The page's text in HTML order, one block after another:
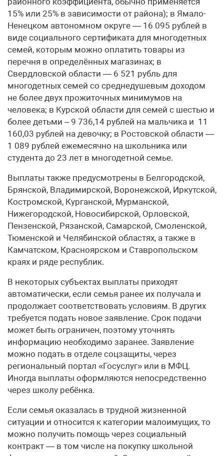
15% или 25% в зависимости от района); в Ямало-
Ненецком автономном округе — 16 095 рублей в
виде социального сертификата для многодетных
семей, которым можно оплатить товары из
перечня в определённых магазинах; в
Свердловской области — 6 521 рубль для
многодетных семей со среднедушевым доходом
не более двух прожиточных минимумов на
человека; в Курской области для семей с шестью и
более детьми – 9 736,14 рублей на мальчика и 11
160,03 рублей на девочку; в Ростовской области —
1 089 рублей ежемесячно на школьника или
студента до 23 лет в многодетной семье.
Выплаты также предусмотрены в Белгородской,
Брянской, Владимирской, Воронежской, Иркутской,
Костромской, Курганской, Мурманской,
Нижегородской, Новосибирской, Орловской,
Пензенской, Рязанской, Самарской, Смоленской,
Тюменской и Челябинской областях, а также в
Камчатском, Красноярском и Ставропольском
краях и ряде республик.
В некоторых субъектах выплаты приходят
автоматически, если семья ранее их получала и
продолжает соответствовать условиям. В других
требуется подать новое заявление. Срок подачи
может быть ограничен, поэтому уточнять
информацию необходимо заранее. Заявление
можно подать в отделе соцзащиты, через
региональный портал «Госуслуг» или в МФЦ.
Иногда выплаты оформляются непосредственно
через школу ребёнка.
Если семья оказалась в трудной жизненной
ситуации и относится к категории малоимущих, то
можно получить помощь через социальный
контракт — в том числе на покупку школьной